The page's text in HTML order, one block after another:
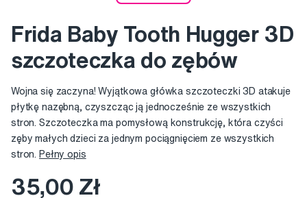
Frida Baby Tooth Hugger 3D
szczoteczka do zębów
Wojna się zaczyna! Wyjątkowa główka szczoteczki 3D atakuje
płytkę nazębną, czyszcząc ją jednocześnie ze wszystkich
stron. Szczoteczka ma pomysłową konstrukcję, która czyści
zęby małych dzieci za jednym pociągnięciem ze wszystkich
stron. Pełny opis
35,00 Zł